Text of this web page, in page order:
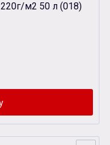
м2 50 л (018)